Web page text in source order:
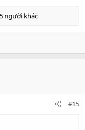
người khác
o
o #15